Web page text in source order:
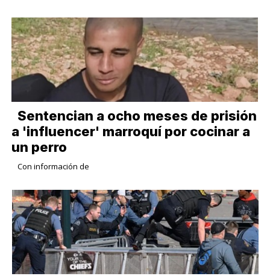
Sentencian a ocho meses de prisión
a 'influencer' marroquí por cocinar a
un perro
Con información de